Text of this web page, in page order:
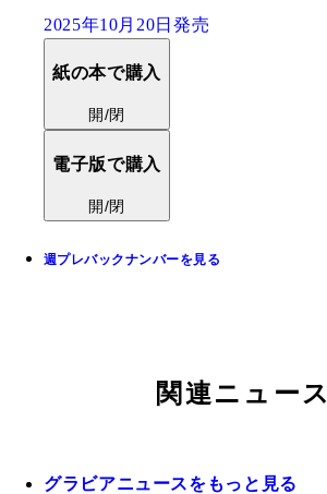
2025年10月20日発売
紙の本で購入
開/閉
電子版で購入
開/閉
週プレバックナンバーを見る
関連ニュース
グラビアニュースをもっと見る